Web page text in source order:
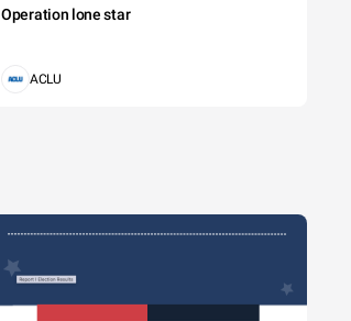
Operation lone star
ACLU